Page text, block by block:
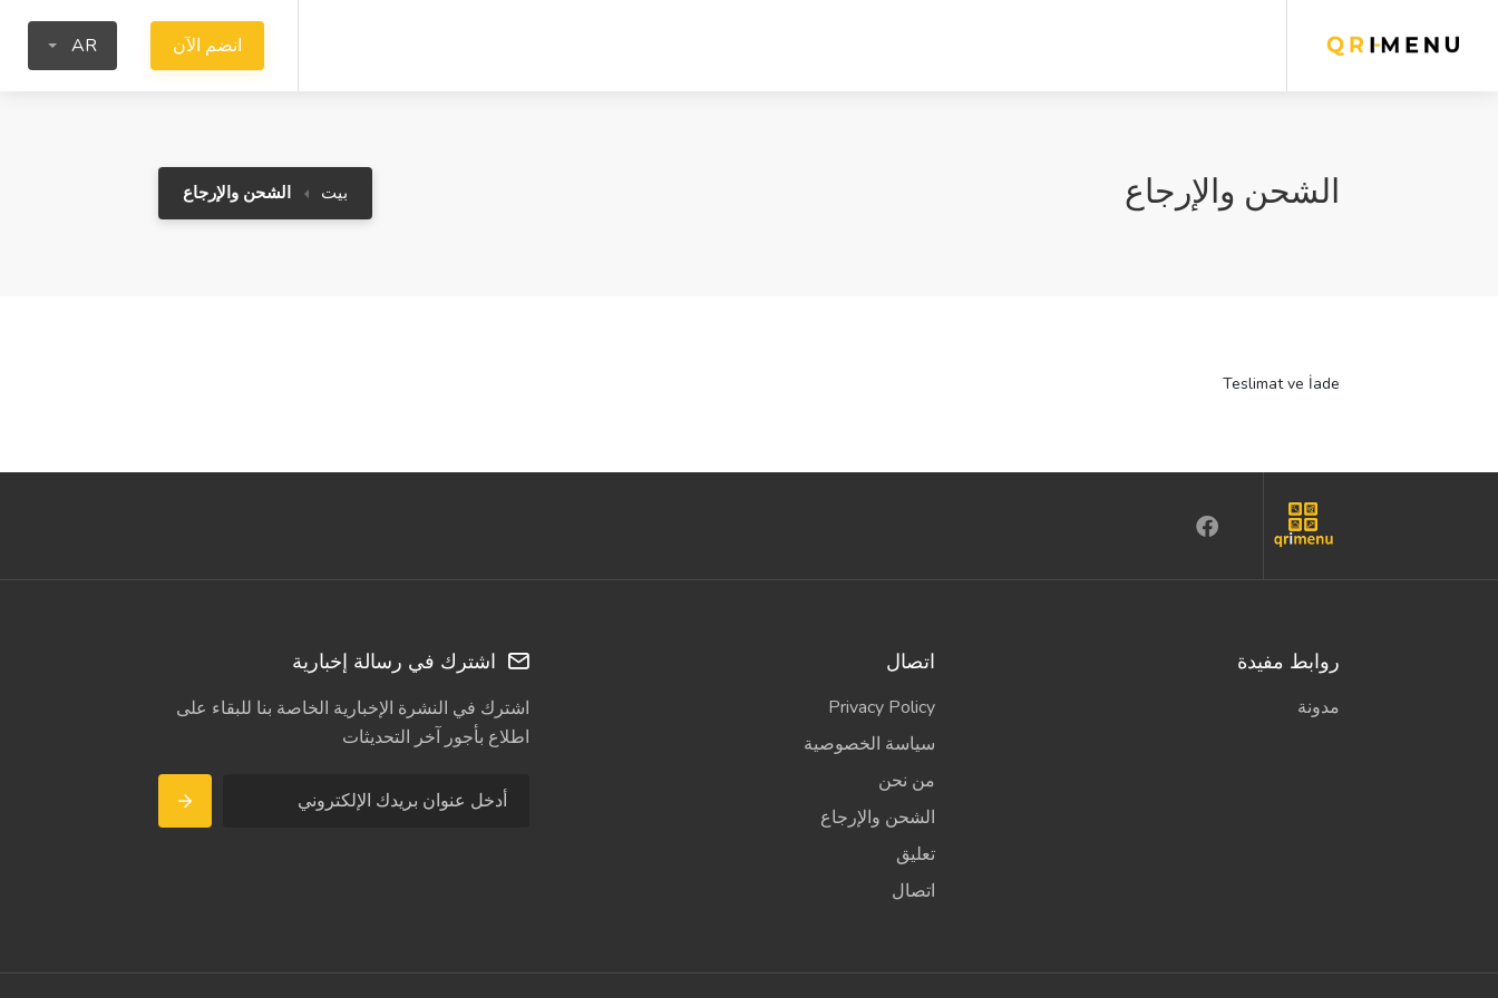
انضم الآن AR
الشحن والإرجاع بيت الشحن والإرجاع
Teslimat ve İade
روابط مفيدة
مدونة
اتصال
Privacy Policy
سياسة الخصوصية
من نحن
الشحن والإرجاع
تعليق
اتصال
اشترك في رسالة إخبارية
اشترك في النشرة الإخبارية الخاصة بنا للبقاء على
اطلاع بأجور آخر التحديثات